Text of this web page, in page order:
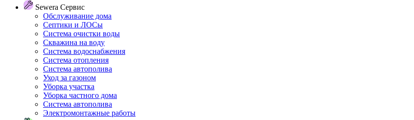
Sewera Сервис
Обслуживание дома
Септики и ЛОСы
Система очистки воды
Скважина на воду
Система водоснабжения
Система отопления
Система автополива
Уход за газоном
Уборка участка
Уборка частного дома
Система автополива
Электромонтажные работы